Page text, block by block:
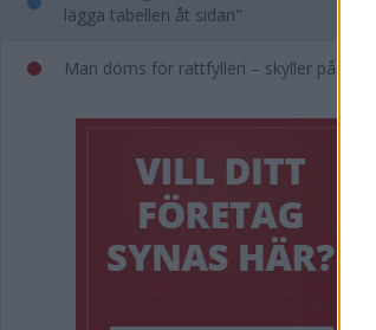
lägga tabellen åt sidan"
Man döms för rattfylleri – skyller på jäst